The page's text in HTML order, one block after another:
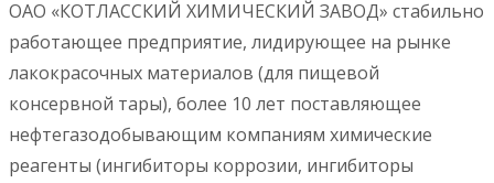
ОАО «КОТЛАССКИЙ ХИМИЧЕСКИЙ ЗАВОД» стабильно
работающее предприятие, лидирующее на рынке
лакокрасочных материалов (для пищевой
консервной тары), более 10 лет поставляющее
нефтегазодобывающим компаниям химические
реагенты (ингибиторы коррозии, ингибиторы